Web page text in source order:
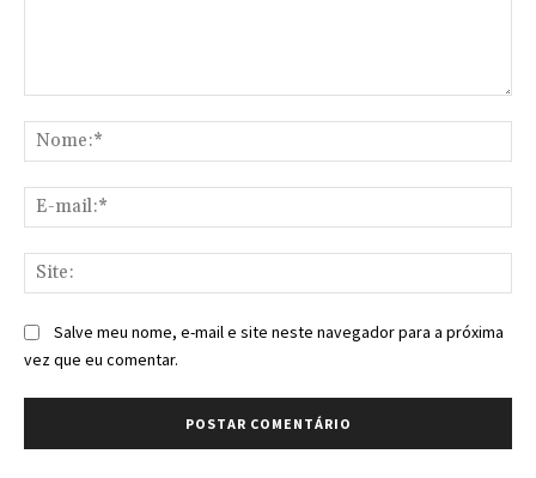
Salve meu nome, e-mail e site neste navegador para a próxima
vez que eu comentar.